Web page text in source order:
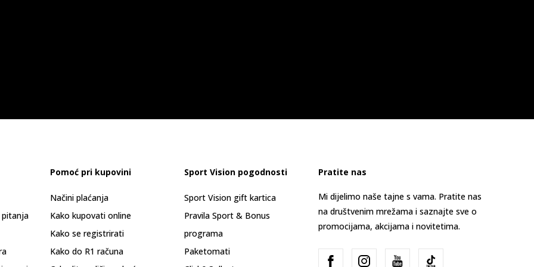
pitanja
Pomoć pri kupovini
Načini plaćanja
Kako kupovati online
Kako se registrirati
Kako do R1 računa
Sport Vision pogodnosti
Sport Vision gift kartica
Pravila Sport & Bonus
programa
Paketomati
Pratite nas
Mi dijelimo naše tajne s vama. Pratite nas
na društvenim mrežama i saznajte sve o
promocijama, akcijama i novitetima.